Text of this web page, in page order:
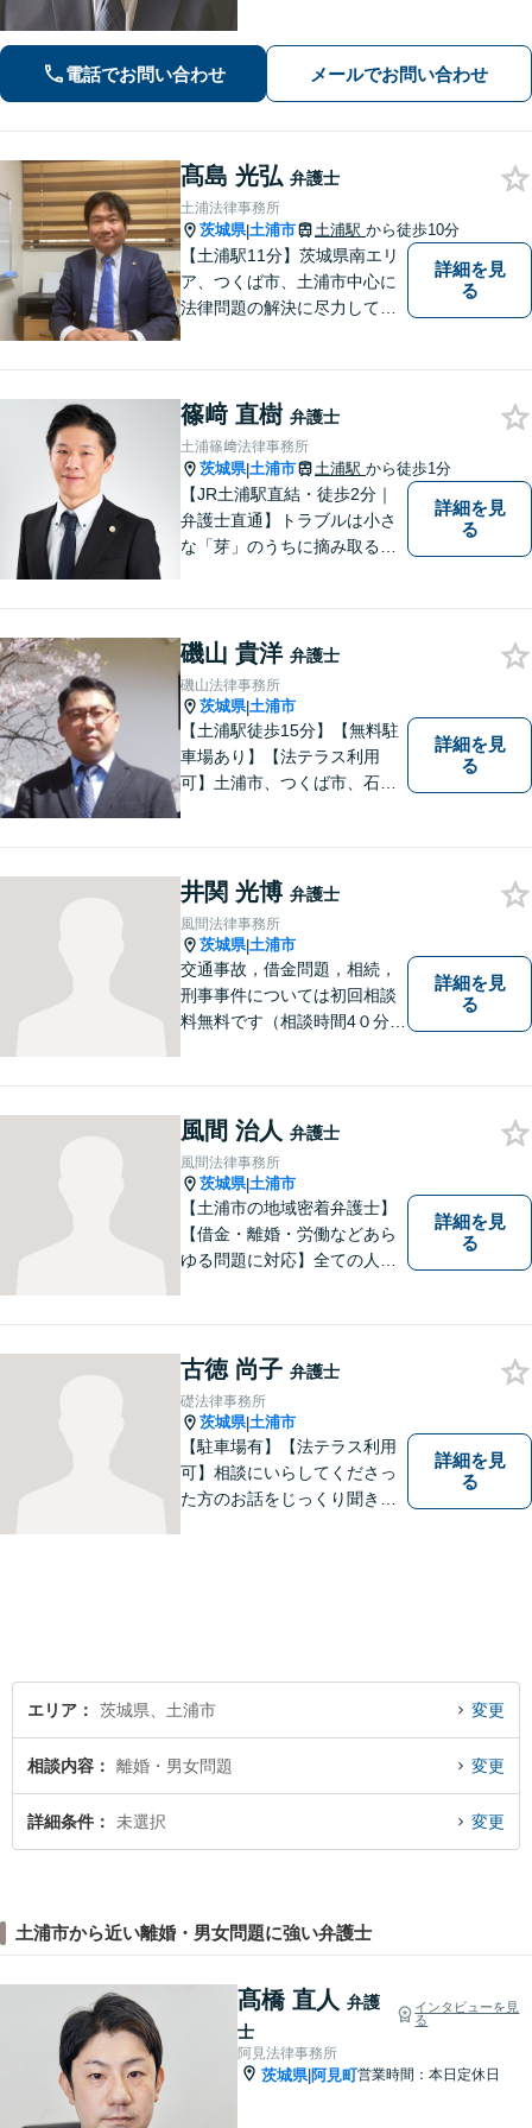
績豊富【夜間休日対応】【土浦駅より
バス10分】
電話でお問い合わせ メールでお問い合わせ
髙島 光弘 弁護士
土浦法律事務所
茨城県|土浦市 土浦駅 から徒歩10分
【土浦駅11分】茨城県南エリ
ア、つくば市、土浦市中心に
法律問題の解決に尽力してお
ら、お気軽にご相談くださ
い。
詳細を見
る
篠﨑 直樹 弁護士
土浦篠﨑法律事務所
茨城県|土浦市 土浦駅 から徒歩1分
【JR土浦駅直結・徒歩2分｜
弁護士直通】トラブルは小さ
な「芽」のうちに摘み取るこ
詳細を見
る
磯山 貴洋 弁護士
磯山法律事務所
茨城県|土浦市
【土浦駅徒歩15分】【無料駐
車場あり】【法テラス利用
可】土浦市、つくば市、石岡
す。
詳細を見
る
井関 光博 弁護士
風間法律事務所
茨城県|土浦市
交通事故，借金問題，相続，
刑事事件については初回相談
料無料です（相談時間4０分ま
詳細を見
る
風間 治人 弁護士
風間法律事務所
茨城県|土浦市
【土浦市の地域密着弁護士】
【借金・離婚・労働などあら
ゆる問題に対応】全ての人へ
決を目指します。まずはお気
軽にご相談ください。【駐車
場有】
詳細を見
る
古徳 尚子 弁護士
礎法律事務所
茨城県|土浦市
【駐車場有】【法テラス利用
可】相談にいらしてくださっ
た方のお話をじっくり聞き、
詳細を見
る
エリア 茨城県、土浦市 変更
相談内容 離婚・男女問題 変更
詳細条件 未選択 変更
土浦市から近い離婚・男女問題に強い弁護士
髙橋 直人 弁護
士
インタビューを見
る
阿見法律事務所
茨城県|阿見町営業時間：本日定休日